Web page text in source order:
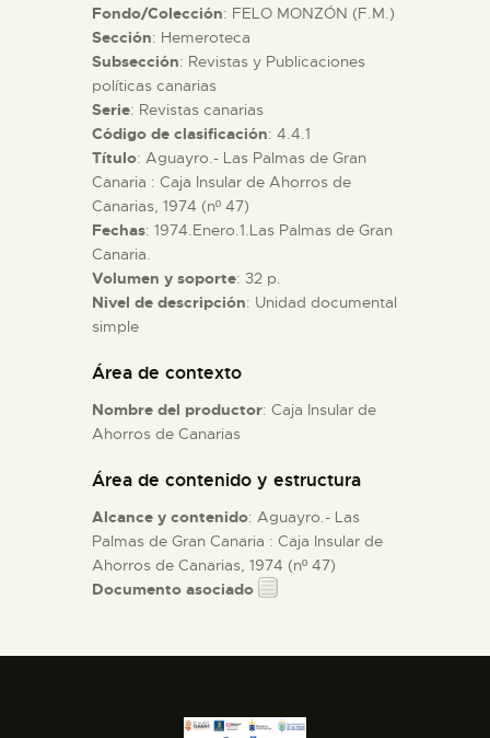
█
EL MUSEO
COLECCIONES
DIDÁCTICA
ESPAÑOL
Fondo/Colección: FELO MONZÓN (F.M.)
Sección: Hemeroteca
Subsección: Revistas y Publicaciones
políticas canarias
Serie: Revistas canarias
Código de clasificación: 4.4.1
Título: Aguayro.- Las Palmas de Gran
Canaria : Caja Insular de Ahorros de
Canarias, 1974 (nº 47)
Fechas: 1974.Enero.1.Las Palmas de Gran
Canaria.
Volumen y soporte: 32 p.
Nivel de descripción: Unidad documental
simple
Área de contexto
Nombre del productor: Caja Insular de
Ahorros de Canarias
Área de contenido y estructura
Alcance y contenido: Aguayro.- Las
Palmas de Gran Canaria : Caja Insular de
Ahorros de Canarias, 1974 (nº 47)
Documento asociado